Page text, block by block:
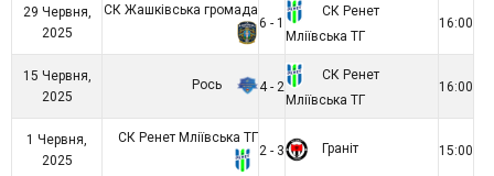
29 Червня,
2025
СК Жашківська громада
6 - 1
СК Ренет
Мліївська ТГ
16:00
15 Червня,
2025
Рось 4 - 2
СК Ренет
Мліївська ТГ
16:00
1 Червня,
2025
СК Ренет Мліївська ТГ
2 - 3
Граніт 15:00